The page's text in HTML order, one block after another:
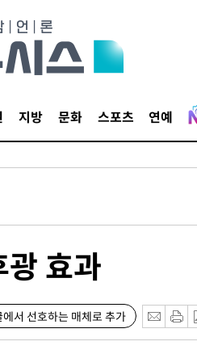
지방 문화 스포츠 연예
효과
에서 선호하는 매체로 추가